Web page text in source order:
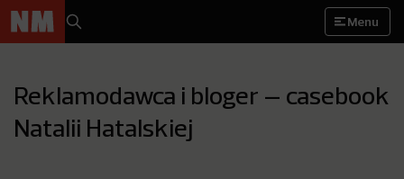
Menu
Reklamodawca i bloger – casebook
Natalii Hatalskiej